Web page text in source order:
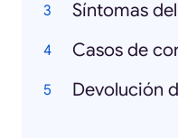
Devolución